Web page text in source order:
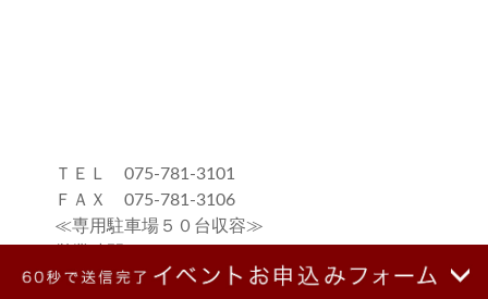
ＴＥＬ 075-781-3101
ＦＡＸ 075-781-3106
≪専用駐車場５０台収容≫
毎週木曜・第二、第四水曜 定休日